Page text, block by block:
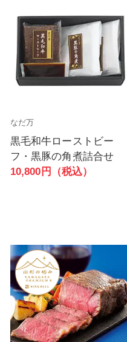
なだ万
黒毛和牛ローストビー
フ・黒豚の角煮詰合せ
10,800円（税込）